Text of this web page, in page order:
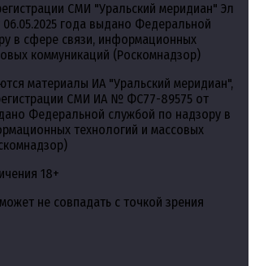
СМИ "Уральский меридиан" Эл
года выдано Федеральной
в сфере связи, информационных
коммуникаций (Роскомнадзор)
материалы ИА "Уральский меридиан",
СМИ ИА № ФС77-89575 от
Федеральной службой по надзору в
технологий и массовых
18+
не совпадать с точкой зрения